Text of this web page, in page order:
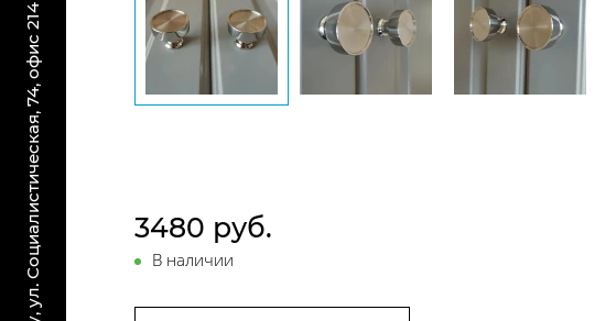
3480 руб.
В наличии